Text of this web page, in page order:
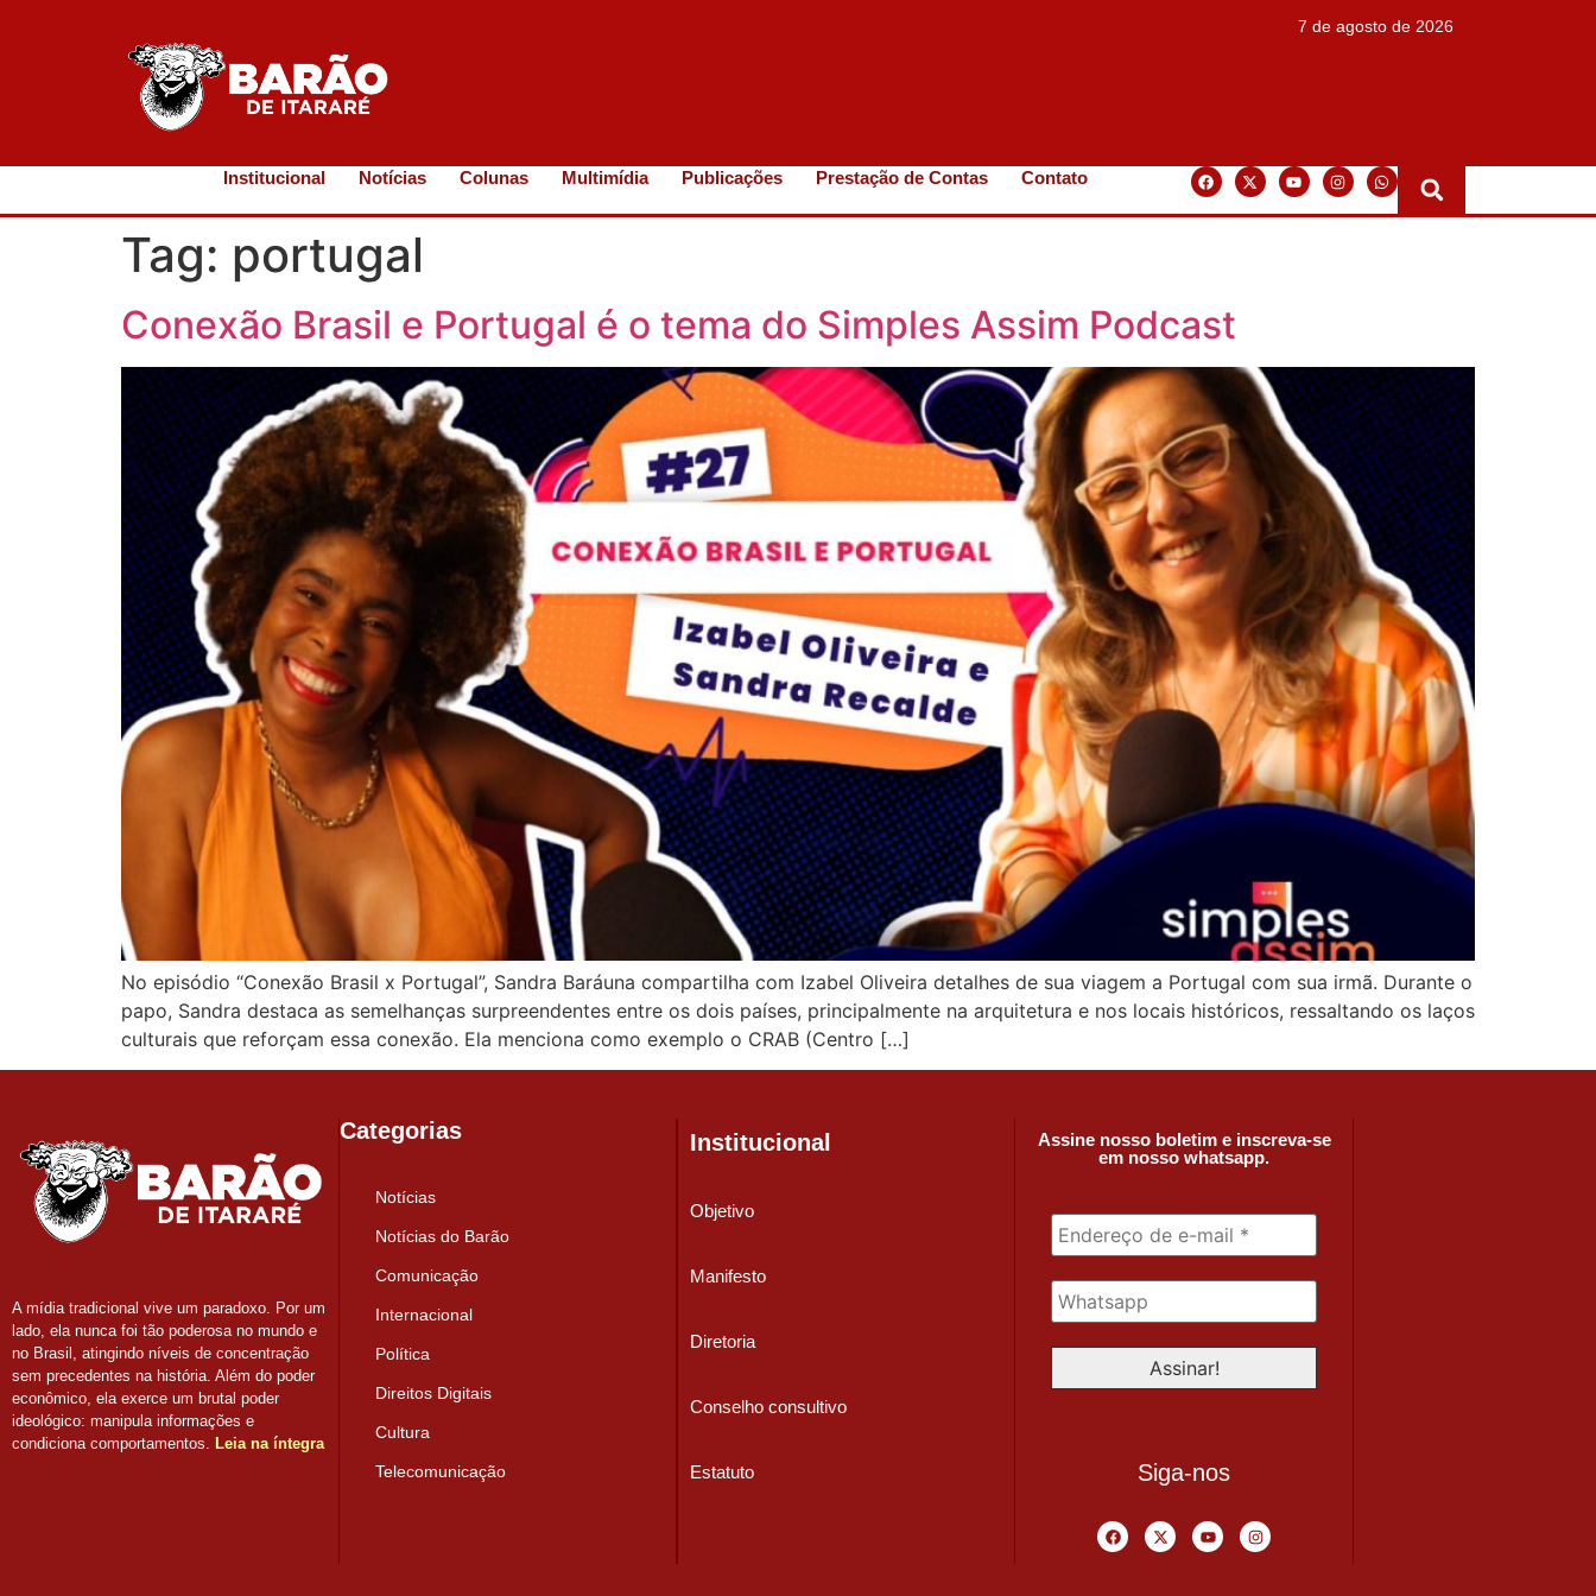
7 de agosto de 2026
Institucional Notícias Colunas Multimídia Publicações Prestação de Contas Contato
Tag: portugal
Conexão Brasil e Portugal é o tema do Simples Assim Podcast
No episódio “Conexão Brasil x Portugal”, Sandra Baráuna compartilha com Izabel Oliveira detalhes de sua viagem a Portugal com sua irmã. Durante o
papo, Sandra destaca as semelhanças surpreendentes entre os dois países, principalmente na arquitetura e nos locais históricos, ressaltando os laços
culturais que reforçam essa conexão. Ela menciona como exemplo o CRAB (Centro […]
A mídia tradicional vive um paradoxo. Por um
lado, ela nunca foi tão poderosa no mundo e
no Brasil, atingindo níveis de concentração
sem precedentes na história. Além do poder
econômico, ela exerce um brutal poder
ideológico: manipula informações e
condiciona comportamentos.
Leia na íntegra
Categorias
Notícias
Notícias do Barão
Comunicação
Internacional
Política
Direitos Digitais
Cultura
Telecomunicação
Institucional
Objetivo
Manifesto
Diretoria
Conselho consultivo
Estatuto
Assine nosso boletim e inscreva-se
em nosso whatsapp.
Siga-nos